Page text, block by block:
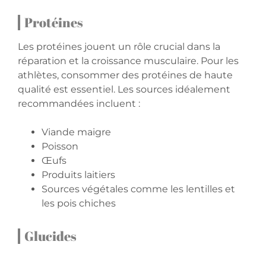
Protéines
Les protéines jouent un rôle crucial dans la
réparation et la croissance musculaire. Pour les
athlètes, consommer des protéines de haute
qualité est essentiel. Les sources idéalement
recommandées incluent :
Viande maigre
Poisson
Œufs
Produits laitiers
Sources végétales comme les lentilles et
les pois chiches
Glucides